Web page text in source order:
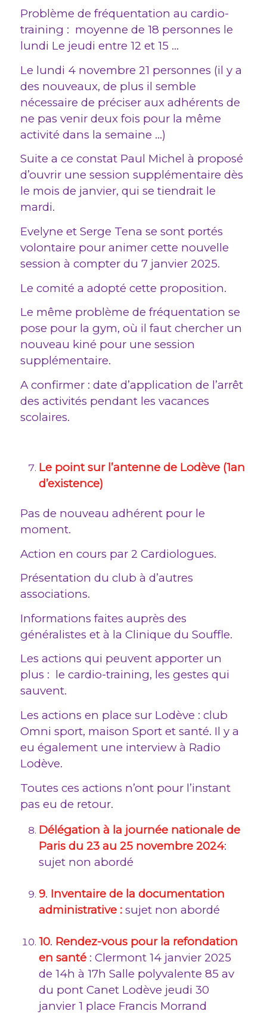
Problème de fréquentation au cardio-
training : moyenne de 18 personnes le
lundi Le jeudi entre 12 et 15 …
Le lundi 4 novembre 21 personnes (il y a
des nouveaux, de plus il semble
nécessaire de préciser aux adhérents de
ne pas venir deux fois pour la même
activité dans la semaine …)
Suite a ce constat Paul Michel à proposé
d’ouvrir une session supplémentaire dès
le mois de janvier, qui se tiendrait le
mardi.
Evelyne et Serge Tena se sont portés
volontaire pour animer cette nouvelle
session à compter du 7 janvier 2025.
Le comité a adopté cette proposition.
Le même problème de fréquentation se
pose pour la gym, où il faut chercher un
nouveau kiné pour une session
supplémentaire.
A confirmer : date d’application de l’arrêt
des activités pendant les vacances
scolaires.
Le point sur l’antenne de Lodève (1an
d’existence)
Pas de nouveau adhérent pour le
moment.
Action en cours par 2 Cardiologues.
Présentation du club à d’autres
associations.
Informations faites auprès des
généralistes et à la Clinique du Souffle.
Les actions qui peuvent apporter un
plus : le cardio-training, les gestes qui
sauvent.
Les actions en place sur Lodève : club
Omni sport, maison Sport et santé. Il y a
eu également une interview à Radio
Lodève.
Toutes ces actions n’ont pour l’instant
pas eu de retour.
Délégation à la journée nationale de
Paris du 23 au 25 novembre 2024:
sujet non abordé
9. Inventaire de la documentation
administrative : sujet non abordé
10. Rendez-vous pour la refondation
en santé: Clermont 14 janvier 2025
de 14h à 17h Salle polyvalente 85 av
du pont Canet Lodève jeudi 30
janvier 1 place Francis Morrand